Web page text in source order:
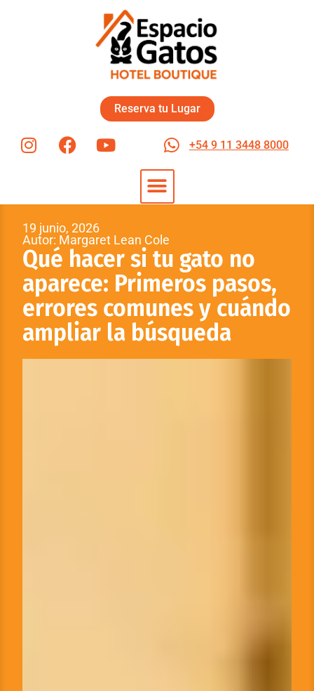
+54 9 11 3448 8000
Reserva tu Lugar
19 junio, 2026
Autor: Margaret Lean Cole
Qué hacer si tu gato no
aparece: Primeros pasos,
errores comunes y cuándo
ampliar la búsqueda